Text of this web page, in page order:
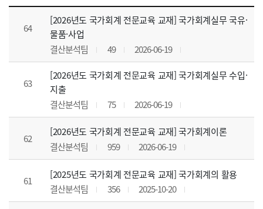
강의자료 목록 으로 번호, 제목, 작성자, 조회수, 등록 일, 첨부파일로 나열 되고 있습니다.
64
[2026년도 국가회계 전문교육 교재] 국가회계실무 국유·
물품·사업
결산분석팀
49 2026-06-19
63
[2026년도 국가회계 전문교육 교재] 국가회계실무 수입·
지출
결산분석팀
75 2026-06-19
62
[2026년도 국가회계 전문교육 교재] 국가회계이론
결산분석팀
959 2026-06-19
61
[2025년도 국가회계 전문교육 교재] 국가회계의 활용
결산분석팀
356 2025-10-20